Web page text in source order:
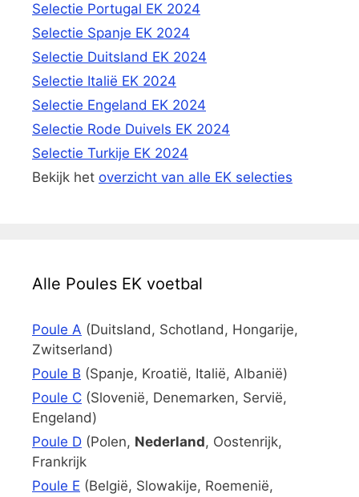
Selectie Portugal EK 2024
Selectie Spanje EK 2024
Selectie Duitsland EK 2024
Selectie Italië EK 2024
Selectie Engeland EK 2024
Selectie Rode Duivels EK 2024
Selectie Turkije EK 2024
Bekijk het overzicht van alle EK selecties
Alle Poules EK voetbal
Poule A (Duitsland, Schotland, Hongarije,
Zwitserland)
Poule B (Spanje, Kroatië, Italië, Albanië)
Poule C (Slovenië, Denemarken, Servië,
Engeland)
Poule D (Polen, Nederland, Oostenrijk,
Frankrijk
Poule E (België, Slowakije, Roemenië,